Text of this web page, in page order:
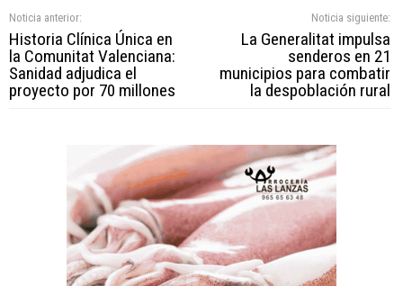
Noticia anterior:
Historia Clínica Única en
la Comunitat Valenciana:
Sanidad adjudica el
proyecto por 70 millones
Noticia siguiente:
La Generalitat impulsa
senderos en 21
municipios para combatir
la despoblación rural